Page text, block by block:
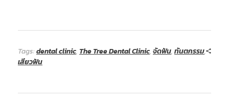
Tags:dental clinic, The Tree Dental Clinic,จัดฟัน,ทันตกรรม,
เสียวฟัน